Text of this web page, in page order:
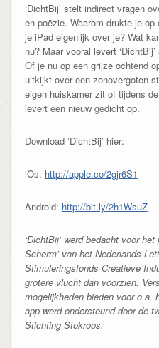
‘DichtBij’ stelt indirect vragen
en poëzie. Waarom drukte je
je iPad eigenlijk over je? Wat
nu? Maar vooral levert
Of je nu op een grijze ochtend
uitkijkt over een zonovergoten
eigen huiskamer zit of tijdens
levert een nieuw gedicht op.
Download ‘DichtBij’ hier:
iOs: http://apple.co/2gjr6S1
Android: http://bit.ly/2h1WsuZ
‘DichtBij’ werd bedacht voor
Scherm’ van het Nederlands
Stimuleringsfonds Creatieve
grotere vlucht dan voorzien.
mogelijkheden bieden voor o.a.
app werd ondersteund door de
Stichting Stokroos.